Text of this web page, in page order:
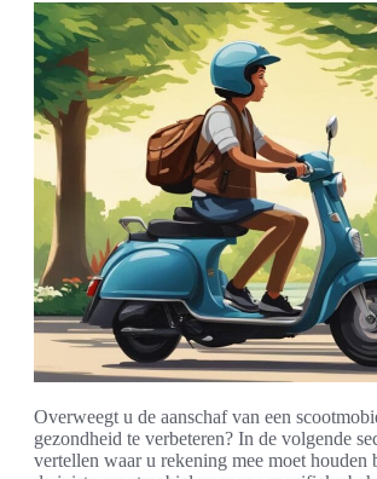
Overweegt u de aanschaf van een
gezondheid te verbeteren? In de volgende
vertellen waar u rekening mee moet houden